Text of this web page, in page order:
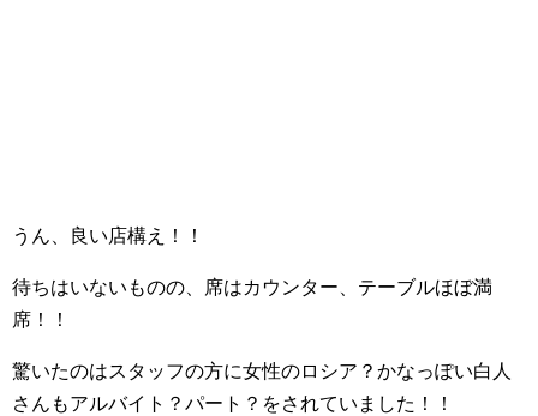
うん、良い店構え！！
待ちはいないものの、席はカウンター、テーブルほぼ満
席！！
驚いたのはスタッフの方に女性のロシア？かなっぽい白人
さんもアルバイト？パート？をされていました！！